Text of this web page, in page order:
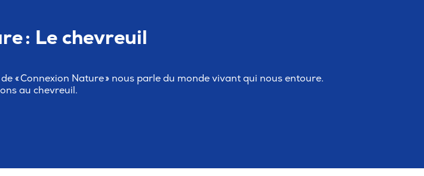
: Le chevreuil
« Connexion Nature » nous parle du monde vivant qui nous entoure.
au chevreuil.